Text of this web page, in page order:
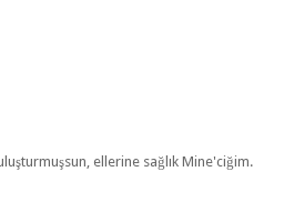
ellerine sağlık Mine'ciğim.